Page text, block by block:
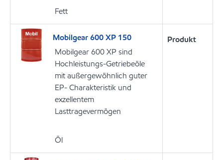
Fett
Mobilgear 600 XP 150
Mobilgear 600 XP sind
Hochleistungs-Getriebeöle
mit außergewöhnlich guter
EP- Charakteristik und
exzellentem
Lasttragevermögen
Öl
Produkt